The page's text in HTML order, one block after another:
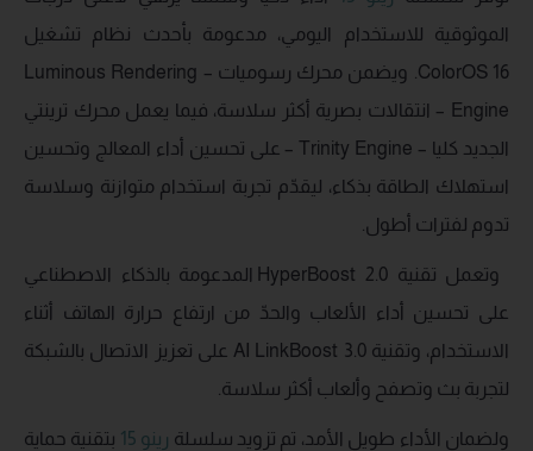
الموثوقية للاستخدام اليومي، مدعومة بأحدث نظام تشغيل
ColorOS 16. ويضمن محرك رسوميات – Luminous Rendering
Engine – انتقالات بصرية أكثر سلاسة، فيما يعمل محرك ترينتي
الجديد كليا – Trinity Engine – على تحسين أداء المعالج وتحسين
استهلاك الطاقة بذكاء، ليقدّم تجربة استخدام متوازنة وسلاسة
تدوم لفترات أطول.
وتعمل تقنية HyperBoost 2.0 المدعومة بالذكاء الاصطناعي
على تحسين أداء الألعاب والحدّ من ارتفاع حرارة الهاتف أثناء
الاستخدام، وتقنية AI LinkBoost 3.0 على تعزيز الاتصال بالشبكة
لتجربة بث وتصفح وألعاب أكثر سلاسة.
ولضمان الأداء طويل الأمد، تم تزويد سلسلة رينو 15
بتقنية حماية